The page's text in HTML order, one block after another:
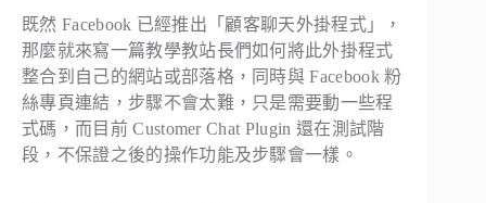
既然 Facebook 已經推出「顧客聊天外掛程式」，
那麼就來寫一篇教學教站長們如何將此外掛程式
整合到自己的網站或部落格，同時與 Facebook 粉
絲專頁連結，步驟不會太難，只是需要動一些程
式碼，而目前 Customer Chat Plugin 還在測試階
段，不保證之後的操作功能及步驟會一樣。